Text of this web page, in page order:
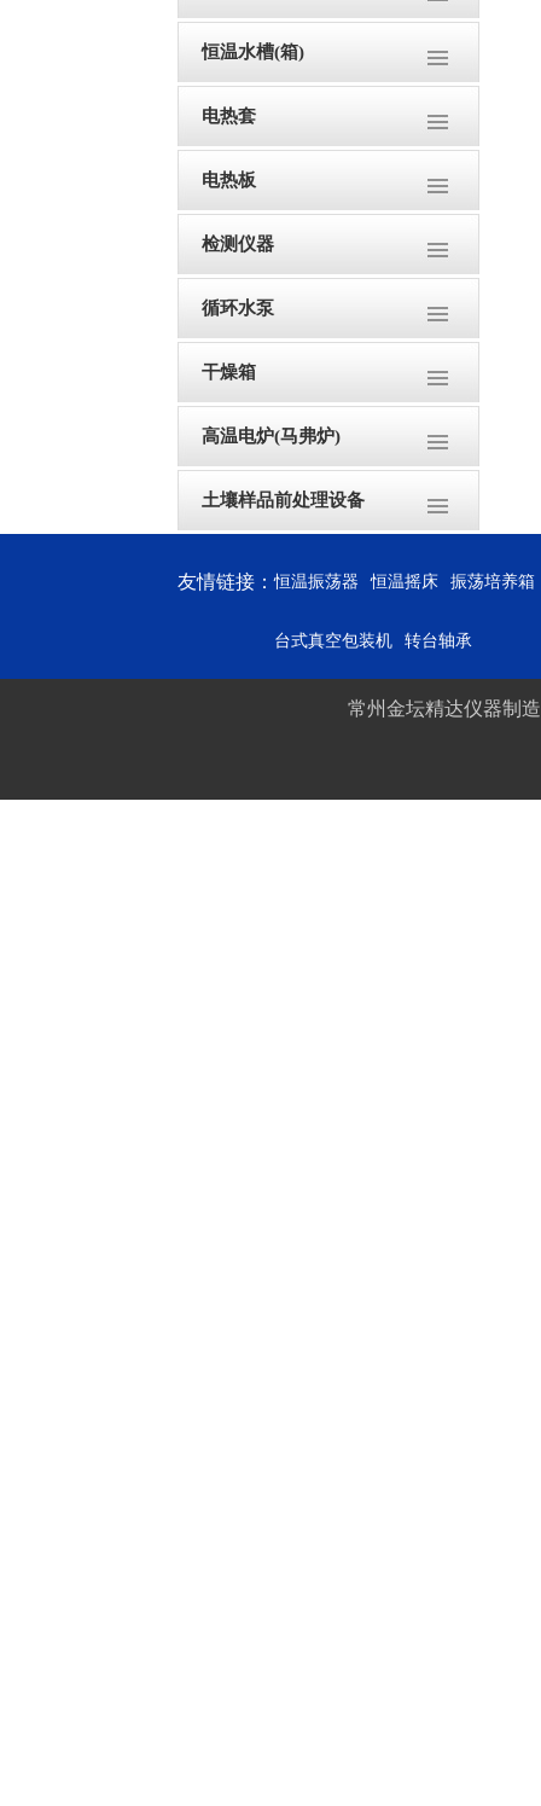
恒温水槽(箱)
电热套
电热板
检测仪器
循环水泵
干燥箱
高温电炉(马弗炉)
土壤样品前处理设备
友情链接：恒温振荡器 恒温摇床 振荡培养箱
台式真空包装机 转台轴承
常州金坛精达仪器制